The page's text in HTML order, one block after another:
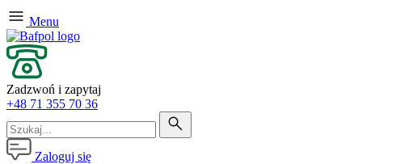
Menu
Zadzwoń i zapytaj
+48 71 355 70 36
Zaloguj się